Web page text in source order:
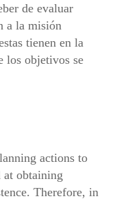
de evaluar
a la misión
tienen en la
los objetivos se
actions to
at obtaining
Therefore, in